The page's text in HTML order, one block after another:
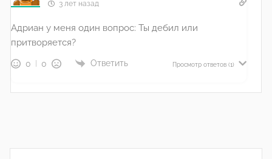
3 лет назад
Адриан у меня один вопрос: Ты дебил или
притворяется?
0 0 Ответить Просмотр ответов (1)